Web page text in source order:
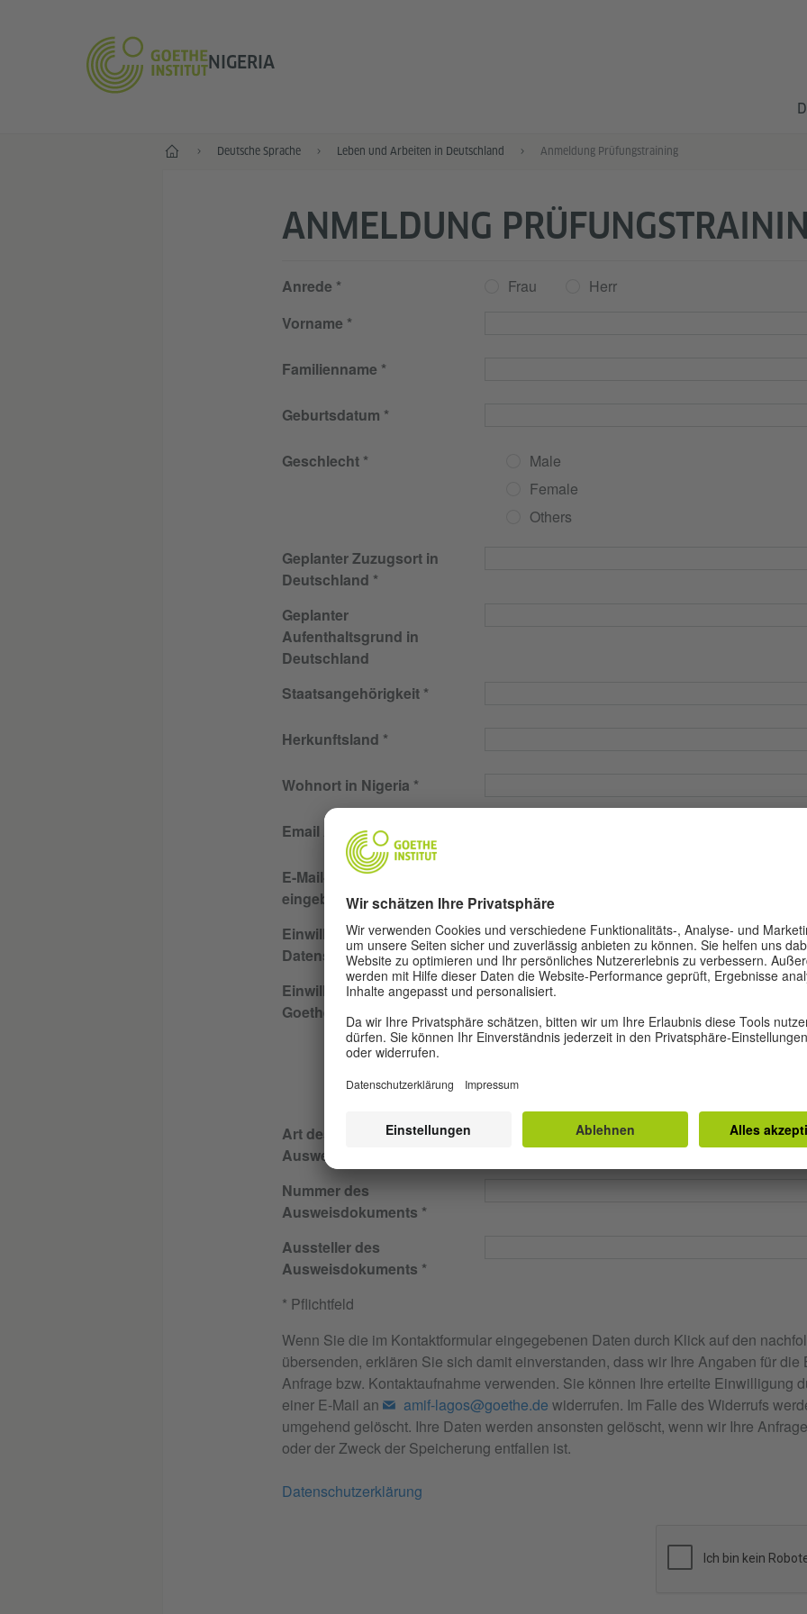
NIGERIA
Start Deutsche Sprache Leben und Arbeiten in Deutschland Anmeldung Prüfungstraining
ANMELDUNG
Anrede Frau
Herr
Vorname
Familienname
Geburtsdatum
Geschlecht
Male
Female
Others
Geplanter Zuzugsort in
Deutschland
Geplanter
Aufenthaltsgrund in
Deutschland
Staatsangehörigkeit
Herkunftsland
Wohnort in Nigeria
Email Adresse
E-Mail-Adresse erneut
eingeben
Einwilligungserklärung
Datenschutz AMIF
Einwilligungserklärung - AMIF
Einwilligungserklärung
Goethe-Institut
Einwilligungserklärung - Goethe-Institut
Ich habe die AMIF- und Goethe-Institut-
Einwilligungserklärung zur Kenntnis
Art des
Ausweisdokuments
Personalausweis Reisepass
Nummer des
Ausweisdokuments
Aussteller des
Ausweisdokuments
* Pflichtfeld
Wenn Sie die im Kontaktformular eingegebenen Daten durch Klick auf den
übersenden, erklären Sie sich damit einverstanden, dass wir Ihre Angaben für die
Anfrage bzw. Kontaktaufnahme verwenden. Sie können Ihre erteilte Einwilligung
einer E-Mail an
amif-lagos@goethe.de widerrufen. Im Falle des Widerrufs
umgehend gelöscht. Ihre Daten werden ansonsten gelöscht, wenn wir Ihre
oder der Zweck der Speicherung entfallen ist.
Datenschutzerklärung